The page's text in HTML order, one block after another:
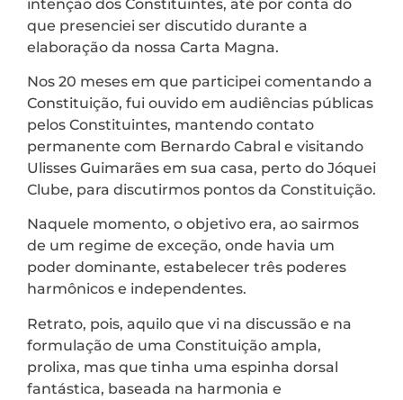
intenção dos Constituintes, até por conta do
que presenciei ser discutido durante a
elaboração da nossa Carta Magna.
Nos 20 meses em que participei comentando a
Constituição, fui ouvido em audiências públicas
pelos Constituintes, mantendo contato
permanente com Bernardo Cabral e visitando
Ulisses Guimarães em sua casa, perto do Jóquei
Clube, para discutirmos pontos da Constituição.
Naquele momento, o objetivo era, ao sairmos
de um regime de exceção, onde havia um
poder dominante, estabelecer três poderes
harmônicos e independentes.
Retrato, pois, aquilo que vi na discussão e na
formulação de uma Constituição ampla,
prolixa, mas que tinha uma espinha dorsal
fantástica, baseada na harmonia e